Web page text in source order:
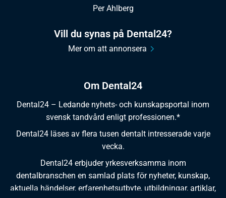
Om Dental24
Dental24 – Ledande nyhets- och kunskapsportal inom
svensk tandvård enligt professionen.*
Dental24 läses av flera tusen dentalt intresserade varje
vecka.
Dental24 erbjuder yrkesverksamma inom
dentalbranschen en samlad plats för nyheter, kunskap,
aktuella händelser, erfarenhetsutbyte, utbildningar, artiklar,
Per Ahlberg
Vill du synas på Dental24?
Mer om att annonsera